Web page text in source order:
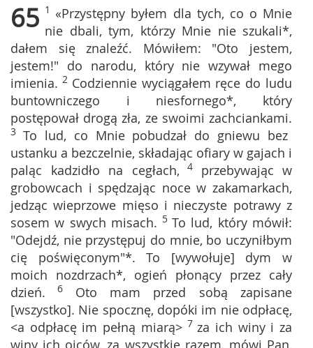
65 1 «Przystępny byłem dla tych, co o Mnie
nie dbali, tym, którzy Mnie nie szukali*,
dałem się znaleźć. Mówiłem: "Oto jestem,
jestem!" do narodu, który nie wzywał mego
imienia. 2 Codziennie wyciągałem ręce do ludu
buntowniczego i niesfornego*, który
postępował drogą zła, ze swoimi zachciankami.
3 To lud, co Mnie pobudzał do gniewu bez
ustanku a bezczelnie, składając ofiary w gajach i
paląc kadzidło na cegłach, 4 przebywając w
grobowcach i spędzając noce w zakamarkach,
jedząc wieprzowe mięso i nieczyste potrawy z
sosem w swych misach. 5 To lud, który mówił:
"Odejdź, nie przystępuj do mnie, bo uczyniłbym
cię poświęconym"*. To [wywołuje] dym w
moich nozdrzach*, ogień płonący przez cały
dzień. 6 Oto mam przed sobą zapisane
[wszystko]. Nie spocznę, dopóki im nie odpłacę,
<a odpłacę im pełną miarą> 7 za ich winy i za
winy ich ojców, za wszystkie razem, mówi Pan,